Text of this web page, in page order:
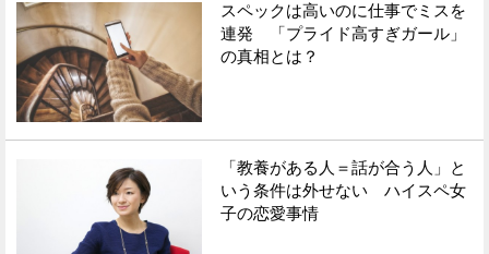
スペックは高いのに仕事でミスを
連発 「プライド高すぎガール」
の真相とは？
「教養がある人＝話が合う人」と
いう条件は外せない ハイスペ女
子の恋愛事情